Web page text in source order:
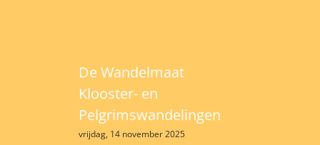
De Wandelmaat
Klooster- en
Pelgrimswandelingen
vrijdag, 14 november 2025